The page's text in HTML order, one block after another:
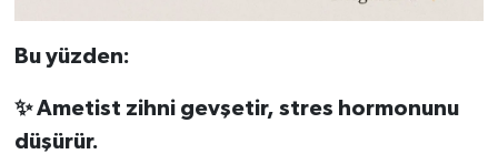
Bu yüzden:
✨ Ametist zihni gevşetir, stres hormonunu
düşürür.